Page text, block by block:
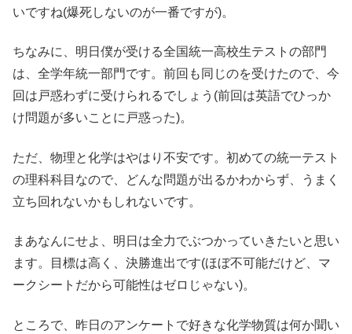
いですね(爆死しないのが一番ですが)。
ちなみに、明日僕が受ける全国統一高校生テストの部門
は、全学年統一部門です。前回も同じのを受けたので、今
回は戸惑わずに受けられるでしょう(前回は英語でひっか
け問題が多いことに戸惑った)。
ただ、物理と化学はやはり不安です。初めての統一テスト
の理科科目なので、どんな問題が出るかわからず、うまく
立ち回れないかもしれないです。
まあなんにせよ、明日は全力でぶつかっていきたいと思い
ます。目標は高く、決勝進出です(ほぼ不可能だけど、マ
ークシートだから可能性はゼロじゃない)。
ところで、昨日のアンケートで好きな化学物質は何か聞い